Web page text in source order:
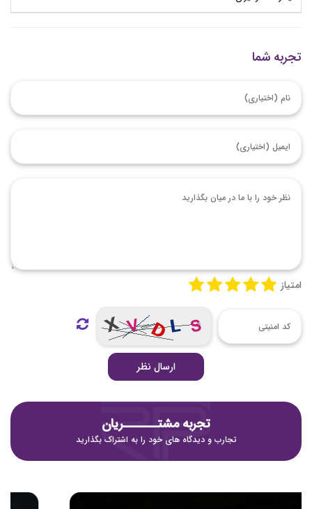
تجربه شما
امتیاز
ارسال نظر
تجربه مشتـــــــریان
تجارب و دیدگاه های خود را به اشتراک بگذارید